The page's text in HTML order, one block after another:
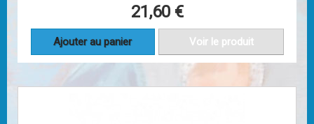
21,60 €
Ajouter au panier Voir le produit